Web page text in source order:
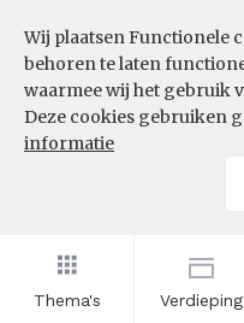
Thema's Verdieping
Wij plaatsen Functionele
behoren te laten
waarmee wij het gebruik
Deze cookies gebruiken
informatie